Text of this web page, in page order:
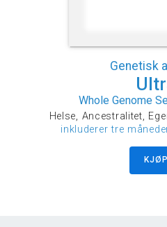
Genetisk
Whole Genome
Helse, Ancestralitet,
inkluderer tre
KJØP